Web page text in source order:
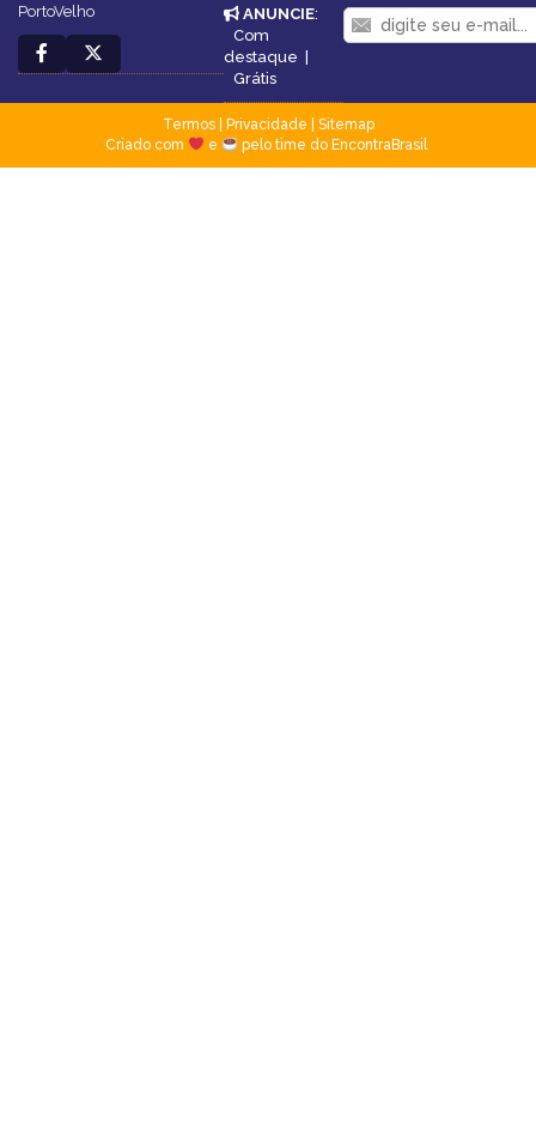
PortoVelho
ANUNCIE:
Com
destaque |
Grátis
Termos| Privacidade
Sitemap
Criado com
e pelo time do EncontraBrasil